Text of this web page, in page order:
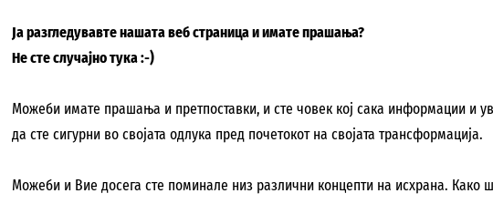
Ја разгледувавте нашата веб страница и имате прашања?
Не сте случајно тука :-)
Можеби имате прашања и претпоставки, и сте човек кој сака информации и
да сте сигурни во својата одлука пред почетокот на својата трансформација.
Можеби и Вие досега сте поминале низ различни концепти на исхрана. Како